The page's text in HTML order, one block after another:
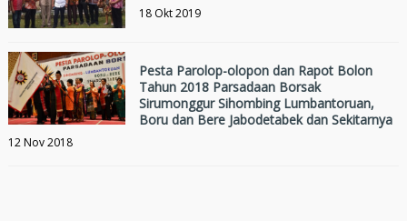
18 Okt 2019
Pesta Parolop-olopon dan Rapot Bolon
Tahun 2018 Parsadaan Borsak
Sirumonggur Sihombing Lumbantoruan,
Boru dan Bere Jabodetabek dan Sekitarnya
12 Nov 2018